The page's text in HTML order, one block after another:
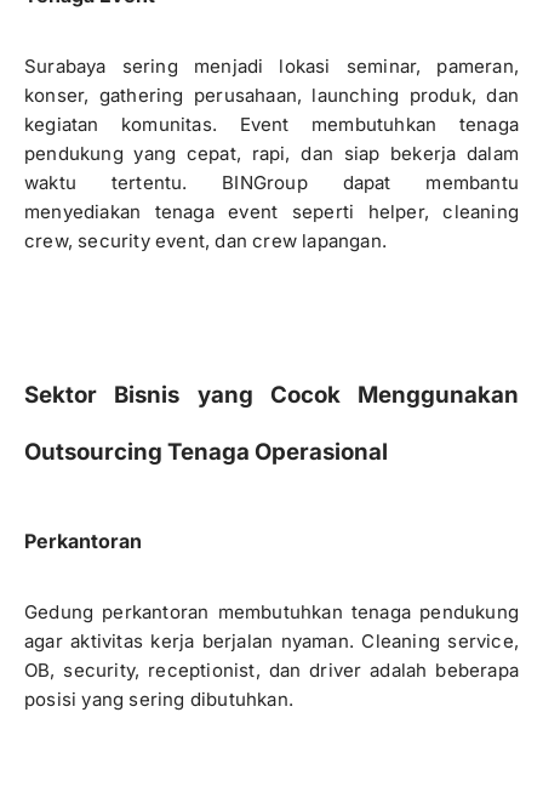
Surabaya sering menjadi lokasi seminar, pameran,
konser, gathering perusahaan, launching produk, dan
kegiatan komunitas. Event membutuhkan tenaga
pendukung yang cepat, rapi, dan siap bekerja dalam
waktu tertentu. BINGroup dapat membantu
menyediakan tenaga event seperti helper, cleaning
crew, security event, dan crew lapangan.
Sektor Bisnis yang Cocok Menggunakan
Outsourcing Tenaga Operasional
Perkantoran
Gedung perkantoran membutuhkan tenaga pendukung
agar aktivitas kerja berjalan nyaman. Cleaning service,
OB, security, receptionist, dan driver adalah beberapa
posisi yang sering dibutuhkan.